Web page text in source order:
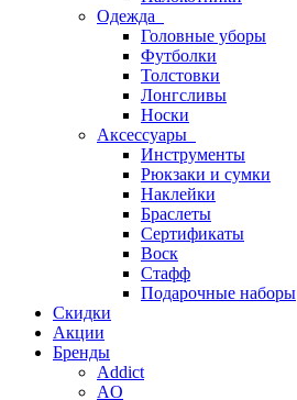
Одежда
Головные уборы
Футболки
Толстовки
Лонгсливы
Носки
Аксессуары
Инструменты
Рюкзаки и сумки
Наклейки
Браслеты
Сертификаты
Воск
Стафф
Подарочные наборы
Скидки
Акции
Бренды
Addict
AO